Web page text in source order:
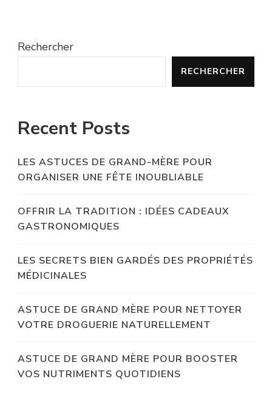
Rechercher
RECHERCHER
Recent Posts
LES ASTUCES DE GRAND-MÈRE POUR
ORGANISER UNE FÊTE INOUBLIABLE
OFFRIR LA TRADITION : IDÉES CADEAUX
GASTRONOMIQUES
LES SECRETS BIEN GARDÉS DES PROPRIÉTÉS
MÉDICINALES
ASTUCE DE GRAND MÈRE POUR NETTOYER
VOTRE DROGUERIE NATURELLEMENT
ASTUCE DE GRAND MÈRE POUR BOOSTER
VOS NUTRIMENTS QUOTIDIENS